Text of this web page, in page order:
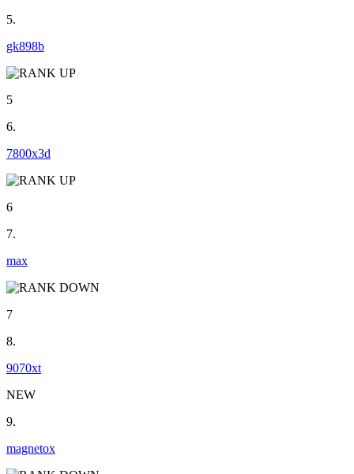
5.
gk898b
5
6.
7800x3d
6
7.
max
7
8.
9070xt
NEW
9.
magnetox